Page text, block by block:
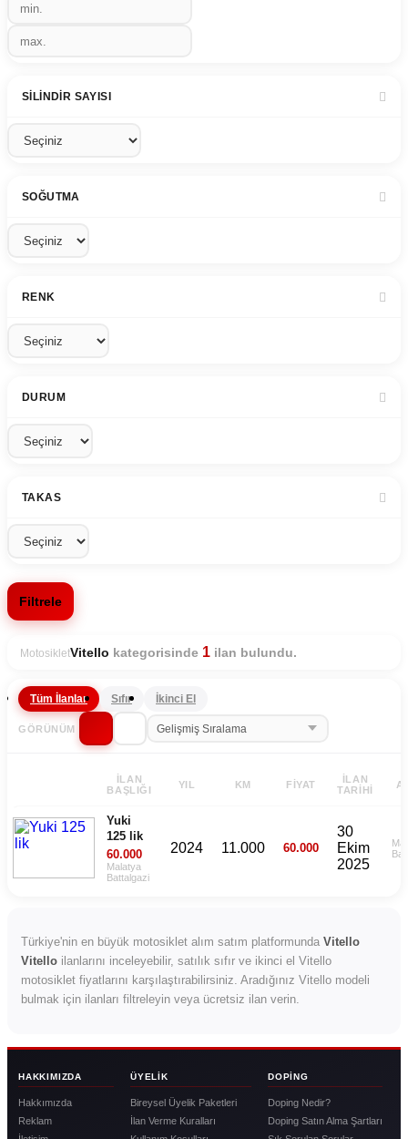
SILINDIR SAYISI
SOĞUTMA
RENK
DURUM
TAKAS
Filtrele
MotosikletVitello kategorisinde 1 ilan bulundu.
Tüm İlanlar Sıfır İkinci El
GÖRÜNÜM
İLAN
BAŞLIĞI
YIL KM FIYAT
İLAN
TARIHI
Yuki
125 lik
60.000
Malatya
Battalgazi
2024 11.000 60.000
30
Ekim
2025
Türkiye'nin en büyük motosiklet alım satım platformunda Vitello
Vitello ilanlarını inceleyebilir, satılık sıfır ve ikinci el Vitello
motosiklet fiyatlarını karşılaştırabilirsiniz. Aradığınız Vitello modeli
bulmak için ilanları filtreleyin veya ücretsiz ilan verin.
HAKKIMIZDA
Hakkımızda
Reklam
ÜYELIK
Bireysel Üyelik Paketleri
İlan Verme Kuralları
DOPING
Doping Nedir?
Doping Satın Alma Şartları